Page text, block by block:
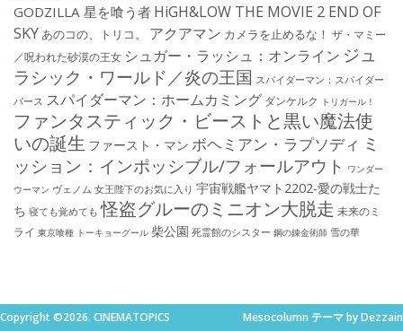
GODZILLA 星を喰う者 HiGH&LOW THE MOVIE 2 END OF
SKYあのコの、トリコ。 アクアマン カメラを止めるな！ ザ・マミー
／呪われた砂漠の王女 シュガー・ラッシュ：オンライン ジュ
ラシック・ワールド／炎の王国 スパイダーマン：スパイダー
バース スパイダーマン：ホームカミング ダンケルク トリガール！
ファンタスティック・ビーストと黒い魔法使
いの誕生 ファースト・マン ボヘミアン・ラプソディ ミ
ッション：インポッシブル/フォールアウト ワンダー
ウーマン ヴェノム 女王陛下のお気に入り 宇宙戦艦ヤマト2202-愛の戦士た
ち 寝ても覚めても 怪盗グルーのミニオン大脱走 未来のミ
ライ 東京喰種 トーキョーグール 柴公園 死霊館のシスター 鋼の錬金術師 雪の華
Copyright ©2026. CINEMATOPICS Mesocolumn テーマ by Dezzain